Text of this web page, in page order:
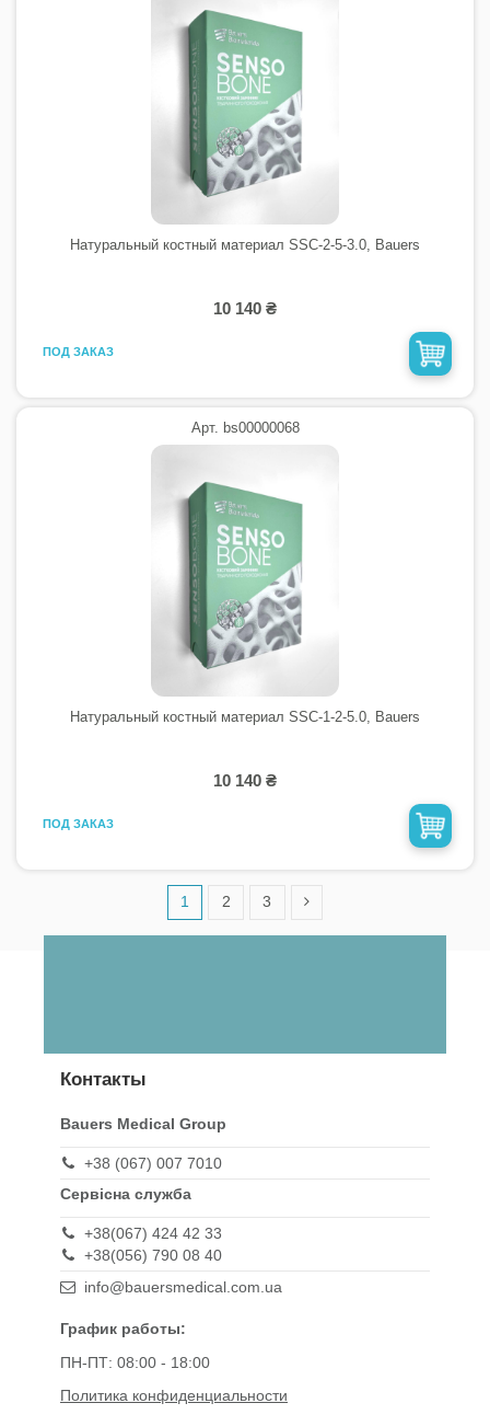
Натуральный костный материал SSC-2-5-3.0, Bauers
10 140 ₴
ПОД ЗАКАЗ
Арт. bs00000068
Натуральный костный материал SSC-1-2-5.0, Bauers
10 140 ₴
ПОД ЗАКАЗ
1 2 3
Контакты
Bauers Medical Group
+38 (067) 007 7010
Сервісна служба
+38(067) 424 42 33
+38(056) 790 08 40
info@bauersmedical.com.ua
График работы:
ПН-ПТ: 08:00 - 18:00
Политика конфиденциальности